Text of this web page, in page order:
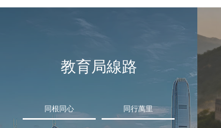
教育局線路
同根同心 同行萬里